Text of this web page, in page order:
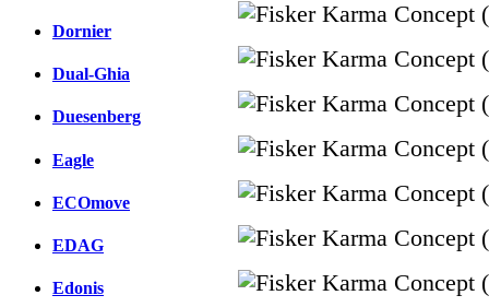
Dornier
Dual-Ghia
Duesenberg
Eagle
ECOmove
EDAG
Edonis